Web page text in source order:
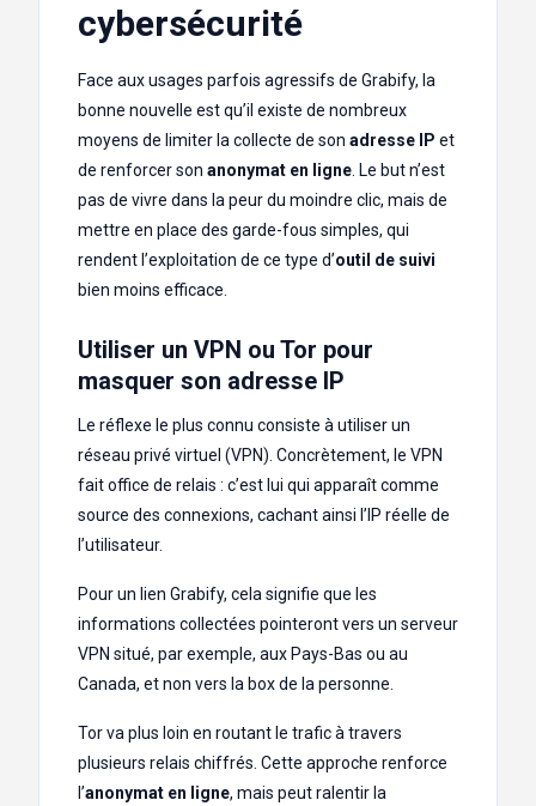
cybersécurité
Face aux usages parfois agressifs de Grabify, la
bonne nouvelle est qu’il existe de nombreux
moyens de limiter la collecte de son adresse IP et
de renforcer son anonymat en ligne. Le but n’est
pas de vivre dans la peur du moindre clic, mais de
mettre en place des garde-fous simples, qui
rendent l’exploitation de ce type d’outil de suivi
bien moins efficace.
Utiliser un VPN ou Tor pour
masquer son adresse IP
Le réflexe le plus connu consiste à utiliser un
réseau privé virtuel (VPN). Concrètement, le VPN
fait office de relais : c’est lui qui apparaît comme
source des connexions, cachant ainsi l’IP réelle de
l’utilisateur.
Pour un lien Grabify, cela signifie que les
informations collectées pointeront vers un serveur
VPN situé, par exemple, aux Pays-Bas ou au
Canada, et non vers la box de la personne.
Tor va plus loin en routant le trafic à travers
plusieurs relais chiffrés. Cette approche renforce
l’anonymat en ligne, mais peut ralentir la